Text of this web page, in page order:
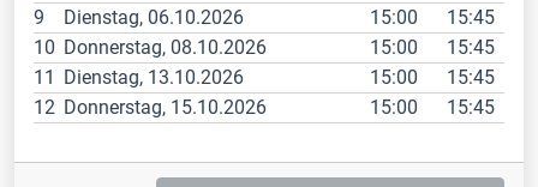
9
Dienstag, 06.10.2026 15:00
15:45
10 Donnerstag, 08.10.2026 15:00
15:45
11
Dienstag, 13.10.2026 15:00
15:45
12 Donnerstag, 15.10.2026 15:00 15:45